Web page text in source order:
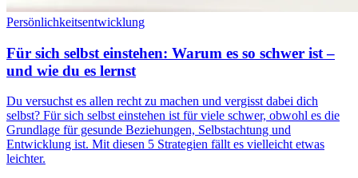
Persönlichkeitsentwicklung
Für sich selbst einstehen: Warum es so schwer ist –
und wie du es lernst
Du versuchst es allen recht zu machen und vergisst dabei dich
selbst? Für sich selbst einstehen ist für viele schwer, obwohl es die
Grundlage für gesunde Beziehungen, Selbstachtung und
Entwicklung ist. Mit diesen 5 Strategien fällt es vielleicht etwas
leichter.